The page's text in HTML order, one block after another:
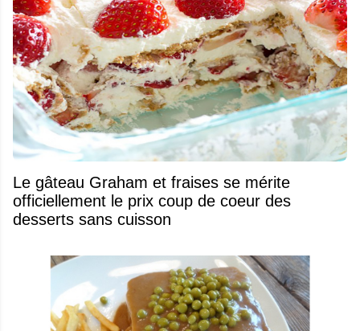
Le gâteau Graham et fraises se mérite
officiellement le prix coup de coeur des
desserts sans cuisson